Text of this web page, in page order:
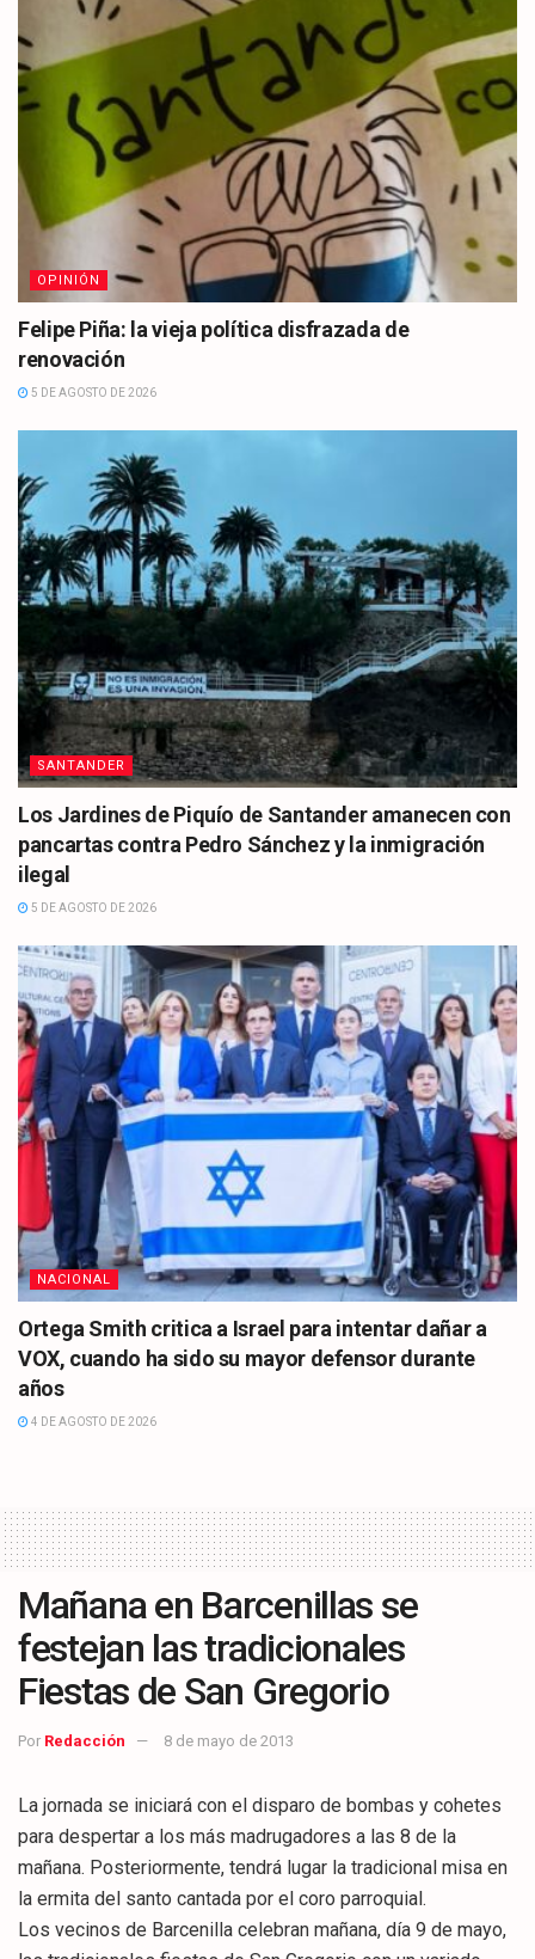
OPINIÓN
Felipe Piña: la vieja política disfrazada de
renovación
5 DE AGOSTO DE 2026
SANTANDER
Los Jardines de Piquío de Santander amanecen con
pancartas contra Pedro Sánchez y la inmigración
ilegal
5 DE AGOSTO DE 2026
NACIONAL
Ortega Smith critica a Israel para intentar dañar a
VOX, cuando ha sido su mayor defensor durante
años
4 DE AGOSTO DE 2026
Mañana en Barcenillas se
festejan las tradicionales
Fiestas de San Gregorio
Por Redacción 8 de mayo de 2013
La jornada se iniciará con el disparo de bombas y cohetes
para despertar a los más madrugadores a las 8 de la
mañana. Posteriormente, tendrá lugar la tradicional misa en
la ermita del santo cantada por el coro parroquial.
Los vecinos de Barcenilla celebran mañana, día 9 de mayo,